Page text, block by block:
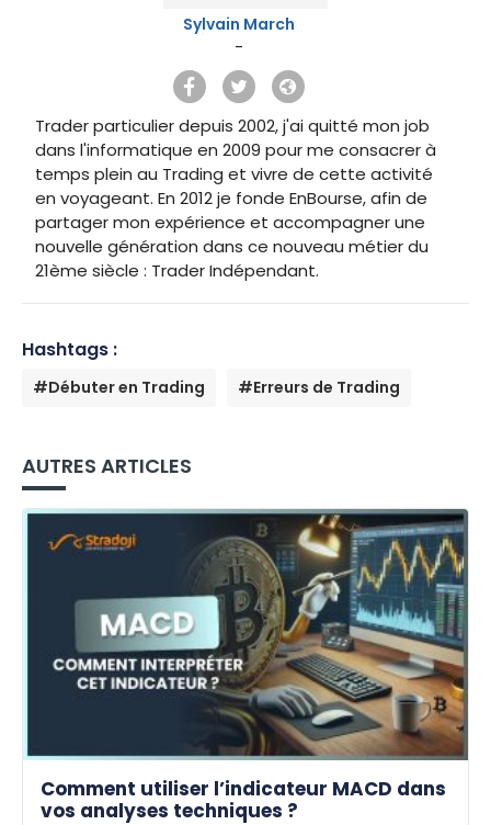
Sylvain March
-
Trader particulier depuis 2002, j'ai quitté mon job
dans l'informatique en 2009 pour me consacrer à
temps plein au Trading et vivre de cette activité
en voyageant. En 2012 je fonde EnBourse, afin de
partager mon expérience et accompagner une
nouvelle génération dans ce nouveau métier du
21ème siècle : Trader Indépendant.
Hashtags :
#Débuter en Trading #Erreurs de Trading
AUTRES ARTICLES
Comment utiliser l’indicateur MACD dans
vos analyses techniques ?